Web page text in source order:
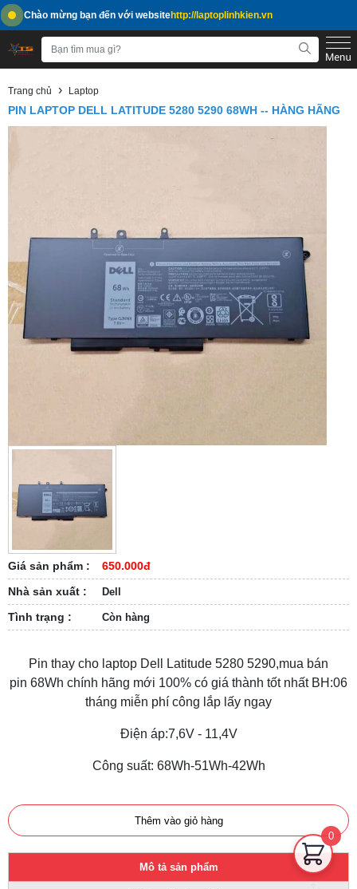
Chào mừng bạn đến với websitehttp://laptoplinhkien.vn
Trang chủ › Laptop
PIN LAPTOP DELL LATITUDE 5280 5290 68WH -- HÀNG HÃNG
Giá sản phẩm :
650.000đ
Nhà sản xuất :
Dell
Tình trạng : Còn hàng
Pin thay cho laptop Dell Latitude 5280 5290,mua bán
pin 68Wh chính hãng mới 100% có giá thành tốt nhất BH:06
tháng miễn phí công lắp lấy ngay
Điện áp:7,6V - 11,4V
Công suất: 68Wh-51Wh-42Wh
Thêm vào giỏ hàng
Mô tả sản phẩm
0